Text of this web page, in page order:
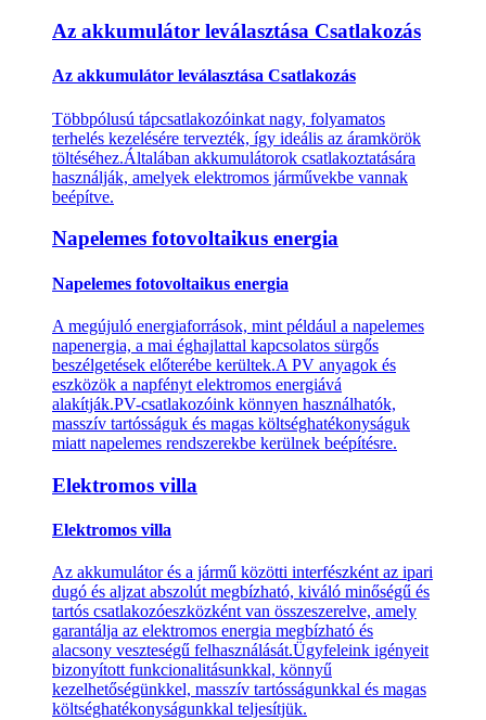
Az akkumulátor leválasztása Csatlakozás
Az akkumulátor leválasztása Csatlakozás
Többpólusú tápcsatlakozóinkat nagy, folyamatos
terhelés kezelésére tervezték, így ideális az áramkörök
töltéséhez.Általában akkumulátorok csatlakoztatására
használják, amelyek elektromos járművekbe vannak
beépítve.
Napelemes fotovoltaikus energia
Napelemes fotovoltaikus energia
A megújuló energiaforrások, mint például a napelemes
napenergia, a mai éghajlattal kapcsolatos sürgős
beszélgetések előterébe kerültek.A PV anyagok és
eszközök a napfényt elektromos energiává
alakítják.PV-csatlakozóink könnyen használhatók,
masszív tartósságuk és magas költséghatékonyságuk
miatt napelemes rendszerekbe kerülnek beépítésre.
Elektromos villa
Elektromos villa
Az akkumulátor és a jármű közötti interfészként az ipari
dugó és aljzat abszolút megbízható, kiváló minőségű és
tartós csatlakozóeszközként van összeszerelve, amely
garantálja az elektromos energia megbízható és
alacsony veszteségű felhasználását.Ügyfeleink igényeit
bizonyított funkcionalitásunkkal, könnyű
kezelhetőségünkkel, masszív tartósságunkkal és magas
költséghatékonyságunkkal teljesítjük.